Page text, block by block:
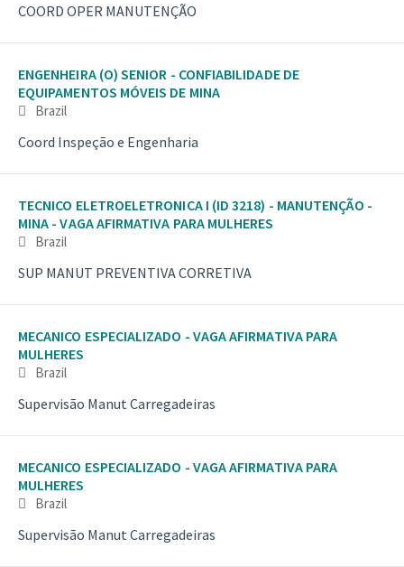
COORD OPER MANUTENÇÃO
ENGENHEIRA (O) SENIOR - CONFIABILIDADE DE
EQUIPAMENTOS MÓVEIS DE MINA
Brazil
Coord Inspeção e Engenharia
TECNICO ELETROELETRONICA I (ID 3218) - MANUTENÇÃO -
MINA - VAGA AFIRMATIVA PARA MULHERES
Brazil
SUP MANUT PREVENTIVA CORRETIVA
MECANICO ESPECIALIZADO - VAGA AFIRMATIVA PARA
MULHERES
Brazil
Supervisão Manut Carregadeiras
MECANICO ESPECIALIZADO - VAGA AFIRMATIVA PARA
MULHERES
Brazil
Supervisão Manut Carregadeiras